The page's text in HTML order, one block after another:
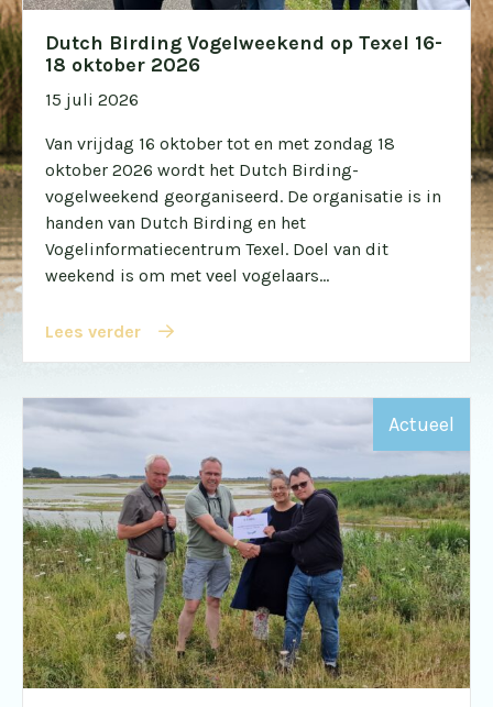
Dutch Birding Vogelweekend op Texel 16-
18 oktober 2026
15 juli 2026
Van vrijdag 16 oktober tot en met zondag 18
oktober 2026 wordt het Dutch Birding-
vogelweekend georganiseerd. De organisatie is in
handen van Dutch Birding en het
Vogelinformatiecentrum Texel. Doel van dit
weekend is om met veel vogelaars...
Lees verder
Actueel